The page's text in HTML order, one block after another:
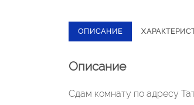
ОПИСАНИЕ
Описание
Сдам комнату по адресу